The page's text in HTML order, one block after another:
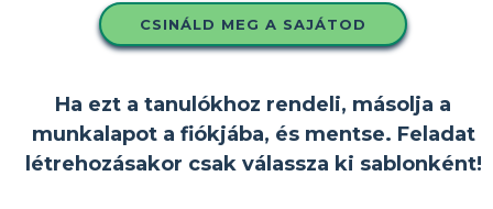
CSINÁLD MEG A SAJÁTOD
Ha ezt a tanulókhoz rendeli, másolja a
munkalapot a fiókjába, és mentse. Feladat
létrehozásakor csak válassza ki sablonként!